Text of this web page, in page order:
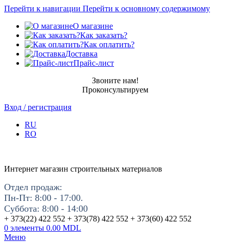
Перейти к навигации Перейти к основному содержимому
О магазине
Как заказать?
Как оплатить?
Доставка
Прайс-лист
Звоните нам!
Проконсультируем
Вход / регистрация
RU
RO
Интернет магазин строительных материалов
Отдел продаж:
Пн-Пт: 8:00 - 17:00.
Суббота: 8:00 - 14:00
+ 373(22) 422 552 + 373(78) 422 552 + 373(60) 422 552
0 элементы 0.00 MDL
Меню